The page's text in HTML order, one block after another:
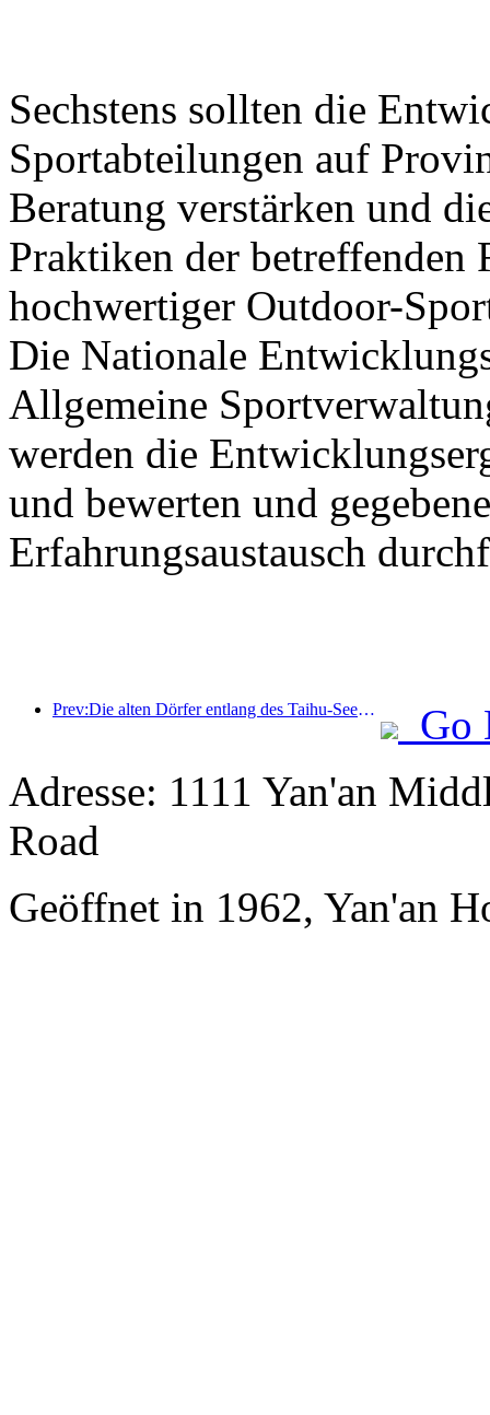
Sechstens sollten die
Sportabteilungen auf
Beratung verstärken und
Praktiken der
hochwertiger Outdoor-
Die Nationale
Allgemeine
werden die
und bewerten und
Erfahrungsaustausch
Prev:Die alten Dörfer entlang des Taihu-Sees in Huzhou in der Provinz Zhejiang haben mit der Renovierung und Modernisierung begonnen. Die Investition beträgt fast eine Milliarde Yuan.
Go
Adresse: 1111 Yan'an
Road
Geöffnet in 1962, Yan'an